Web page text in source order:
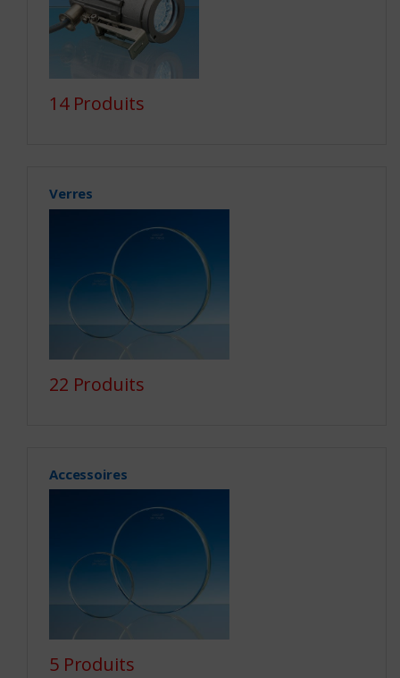
14 Produits
Verres
22 Produits
Accessoires
5 Produits